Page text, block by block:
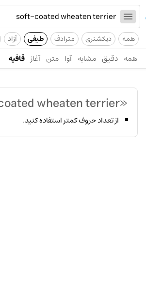
همه دیکشنری مترادف طیفی آزاد
همه دقیق مشابه آوا متن آغاز قافیه
«soft-coated wheaten terrier»
از تعداد حروف کمتر استفاده کنید.